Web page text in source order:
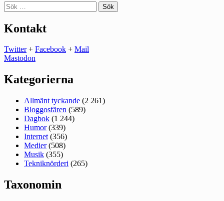
Sök
efter:
Kontakt
Twitter+ Facebook + Mail
Mastodon
Kategorierna
Allmänt tyckande (2 261)
Bloggosfären (589)
Dagbok (1 244)
Humor(339)
Internet (356)
Medier(508)
Musik (355)
Tekniknörderi (265)
Taxonomin